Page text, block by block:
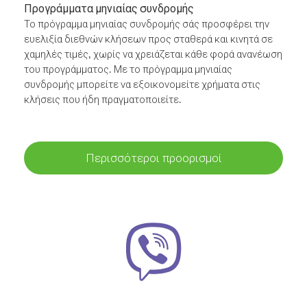
Προγράμματα μηνιαίας συνδρομής
Το πρόγραμμα μηνιαίας συνδρομής σάς προσφέρει την
ευελιξία διεθνών κλήσεων προς σταθερά και κινητά σε
χαμηλές τιμές, χωρίς να χρειάζεται κάθε φορά ανανέωση
του προγράμματος. Με το πρόγραμμα μηνιαίας
συνδρομής μπορείτε να εξοικονομείτε χρήματα στις
κλήσεις που ήδη πραγματοποιείτε.
Περισσότεροι προορισμοί